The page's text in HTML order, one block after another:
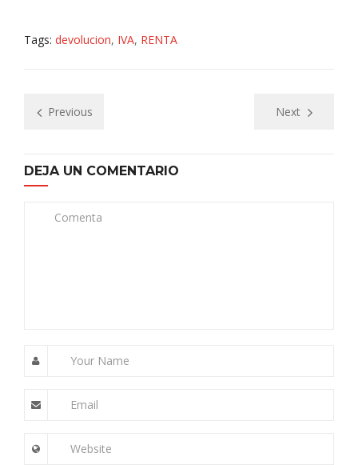
Tags: devolucion, IVA, RENTA
Previous Next
DEJA UN COMENTARIO
Comenta
Your Name
Email
Website